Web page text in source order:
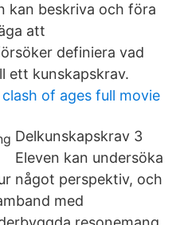
kan beskriva och föra
att
definiera vad
ett kunskapskrav.
of ages full movie
Delkunskapskrav 3
Eleven kan undersöka
något perspektiv, och
med